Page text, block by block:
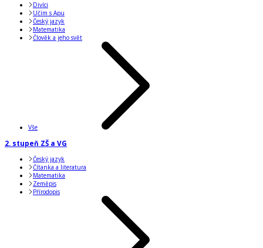
Divíci
Učím s Apu
Český jazyk
Matematika
Člověk a jeho svět
Vše
2. stupeň ZŠ a VG
Český jazyk
Čítanka a literatura
Matematika
Zeměpis
Přírodopis